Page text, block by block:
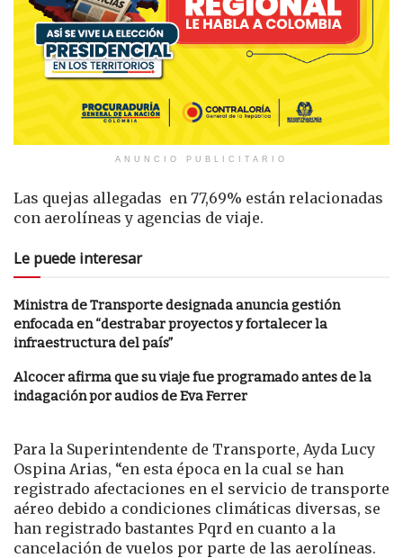
ANUNCIO PUBLICITARIO
Las quejas allegadas en 77,69% están relacionadas
con aerolíneas y agencias de viaje.
Le puede interesar
Ministra de Transporte designada anuncia gestión
enfocada en “destrabar proyectos y fortalecer la
infraestructura del país”
Alcocer afirma que su viaje fue programado antes de la
indagación por audios de Eva Ferrer
Para la Superintendente de Transporte, Ayda Lucy
Ospina Arias, “en esta época en la cual se han
registrado afectaciones en el servicio de transporte
aéreo debido a condiciones climáticas diversas, se
han registrado bastantes Pqrd en cuanto a la
cancelación de vuelos por parte de las aerolíneas.